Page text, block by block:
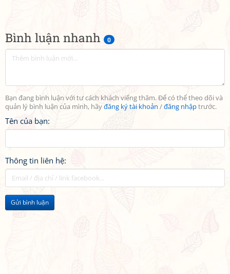
Bình luận nhanh 0
Bạn đang bình luận với tư cách khách viếng thăm. Để có thể theo dõi và
quản lý bình luận của mình, hãyđăng ký tài khoản /đăng nhậptrước.
Tên của bạn:
Thông tin liên hệ:
Gửi bình luận